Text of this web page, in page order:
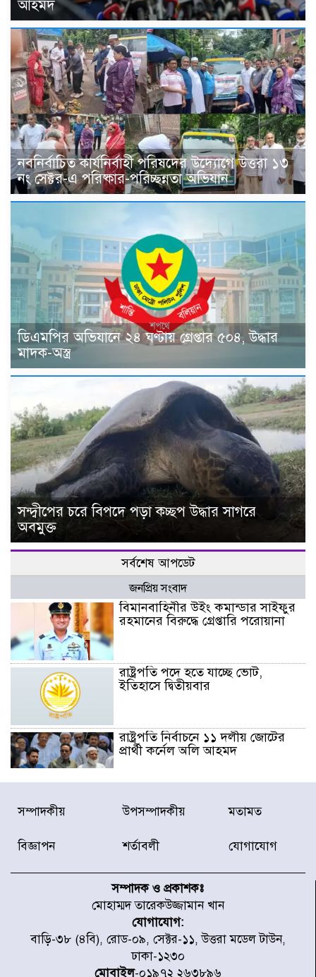
আহমদ
নবনির্বাচিত কার্যনির্বাহী পরিষদের উদ্যোগে উত্তরা ১৩
নং সেক্টর-এ পরিষ্কার-পরিচ্ছন্নতা অভিযান
ডিএমপির অভিযানে ২৪ ঘণ্টায় গ্রেপ্তার ৫০৪, উদ্ধার
মাদক-অস্ত্র
সন্দ্বীপের চরে বিপদে পড়া কচ্ছপ উদ্ধার সাগরে
অবমুক্ত
সর্বশেষ আপডেট
জনপ্রিয় সংবাদ
বিমানবাহিনীর উইং কমান্ডার সাইফুর
রহমানের বিরুদ্ধে গ্রেপ্তারি পরোয়ানা
রাষ্ট্রপতি পদে হতে যাচ্ছে ভোট,
ইতিহাসে দ্বিতীয়বার
রাষ্ট্রপতি নির্বাচনে ১১ দলীয় জোটের
প্রার্থী কর্নেল অলি আহমদ
ডিএনসিসির সঙ্গে সমন্বয়ে পরিচ্ছন্নতার
নতুন উদ্যোগ নিকুঞ্জ-টানপাড়ায়
উদ্যোগে উত্তরা ১৩ নং সেক্টর-এ
পরিষ্কার-পরিচ্ছন্নতা অভিযান
ডিএমপির অভিযানে ২৪ ঘণ্টায় গ্রেপ্তার
৫০৪, উদ্ধার মাদক-অস্ত্র
সম্পাদকীয় উপসম্পাদকীয় মতামত
বিজ্ঞাপন শর্তাবলী যোগাযোগ
সম্পাদক ও প্রকাশকঃ
মোহাম্মদ তারেকউজ্জামান খান
যোগাযোগ:
বাড়ি-৩৮ (৪বি), রোড-০৯, সেক্টর-১১, উত্তরা মডেল টাউন,
ঢাকা-১২৩০
মোবাইল-০১৯৭২ ২৬৩৮৯৬